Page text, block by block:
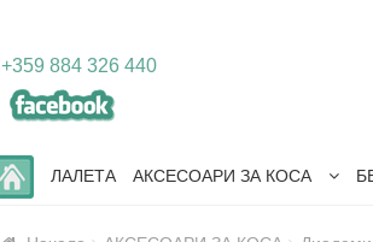
+359 884 326 440
Skip
to
navigation
Skip
to
content
ЛАЛЕТА АКСЕСОАРИ ЗА КОСА